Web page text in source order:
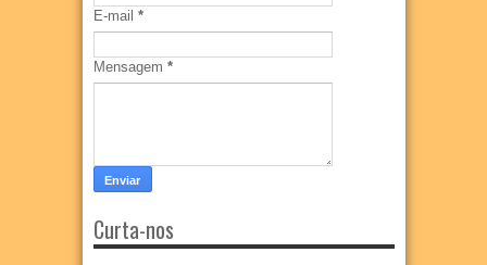
E-mail *
Mensagem *
Curta-nos